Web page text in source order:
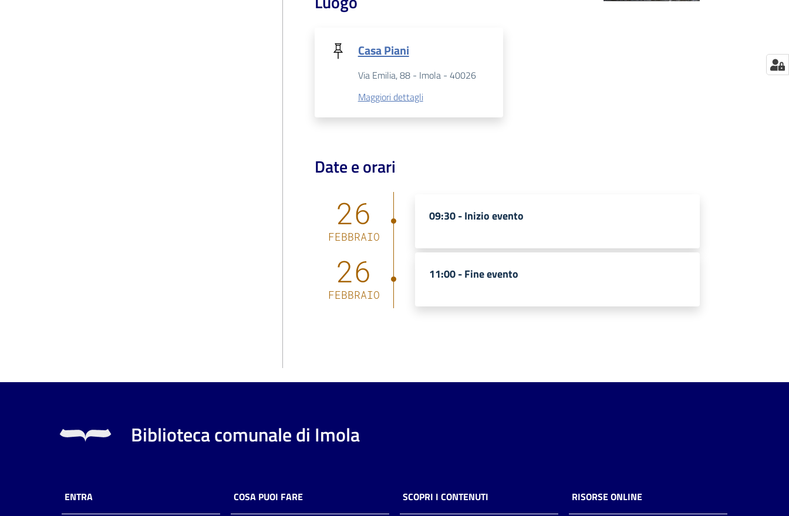
Casa Piani
Via Emilia, 88 - Imola - 40026
Maggiori dettagli
Date e orari
26
FEBBRAIO
09:30 -Inizio evento
26
FEBBRAIO
11:00 -Fine evento
Biblioteca comunale di Imola
ENTRA COSA PUOI FARE SCOPRI I CONTENUTI RISORSE ONLINE